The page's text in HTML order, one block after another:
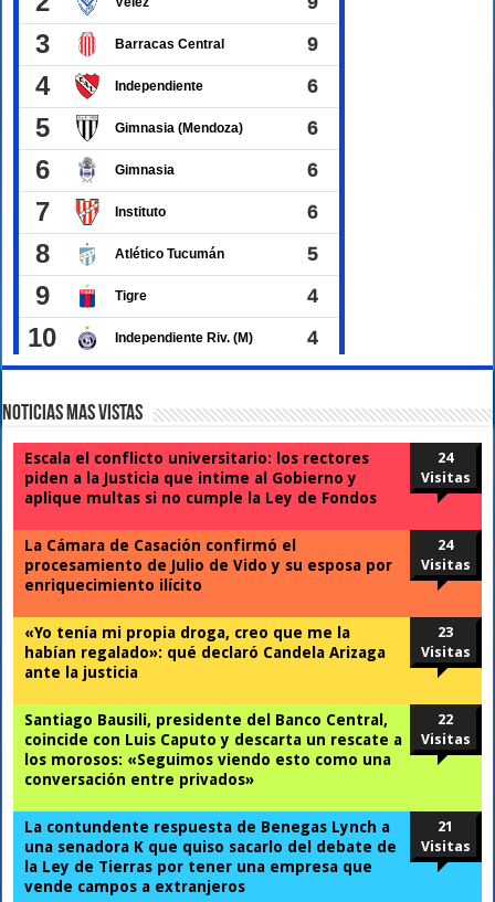
Noticias Mas Vistas
Escala el conflicto universitario: los rectores
piden a la Justicia que intime al Gobierno y
aplique multas si no cumple la Ley de Fondos
24
Visitas
La Cámara de Casación confirmó el
procesamiento de Julio de Vido y su esposa por
enriquecimiento ilícito
24
Visitas
«Yo tenía mi propia droga, creo que me la
habían regalado»: qué declaró Candela Arizaga
ante la justicia
23
Visitas
Santiago Bausili, presidente del Banco Central,
coincide con Luis Caputo y descarta un rescate a
los morosos: «Seguimos viendo esto como una
conversación entre privados»
22
Visitas
La contundente respuesta de Benegas Lynch a
una senadora K que quiso sacarlo del debate de
la Ley de Tierras por tener una empresa que
vende campos a extranjeros
21
Visitas